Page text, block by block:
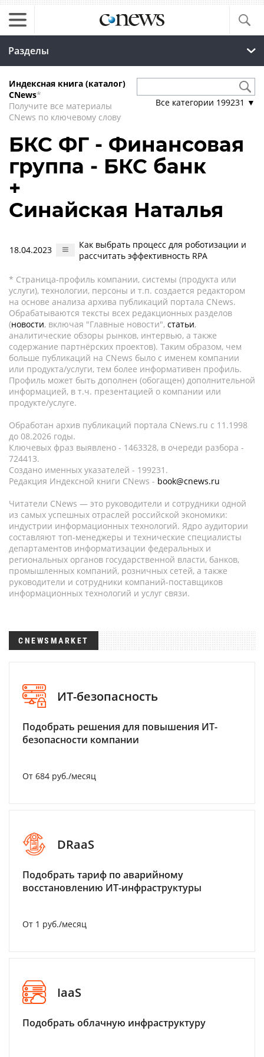
Разделы
Индексная книга (каталог)
CNews*
Получите все материалы
CNews по ключевому слову
Все категории 199231 ▼
БКС ФГ - Финансовая
группа - БКС банк
+
Синайская Наталья
18.04.2023
Как выбрать процесс для роботизации и
рассчитать эффективность RPA
* Страница-профиль компании, системы (продукта или
услуги), технологии, персоны и т.п. создается редактором
на основе анализа архива публикаций портала CNews.
Обрабатываются тексты всех редакционных разделов
(новости, включая "Главные новости", статьи,
аналитические обзоры рынков, интервью, а также
содержание партнёрских проектов). Таким образом, чем
больше публикаций на CNews было с именем компании
или продукта/услуги, тем более информативен профиль.
Профиль может быть дополнен (обогащен) дополнительной
информацией, в т.ч. презентацией о компании или
продукте/услуге.
Обработан архив публикаций портала CNews.ru c 11.1998
до 08.2026 годы.
Ключевых фраз выявлено - 1463328, в очереди разбора -
724413.
Создано именных указателей - 199231.
Редакция Индексной книги CNews - book@cnews.ru
Читатели CNews — это руководители и сотрудники одной
из самых успешных отраслей российской экономики:
индустрии информационных технологий. Ядро аудитории
составляют топ-менеджеры и технические специалисты
департаментов информатизации федеральных и
региональных органов государственной власти, банков,
промышленных компаний, розничных сетей, а также
руководители и сотрудники компаний-поставщиков
информационных технологий и услуг связи.
CNEWSMARKET
ИТ-безопасность
Подобрать решения для повышения ИТ-
безопасности компании
От 684 руб./месяц
DRaaS
Подобрать тариф по аварийному
восстановлению ИТ-инфраструктуры
От 1 руб./месяц
IaaS
Подобрать облачную инфраструктуру